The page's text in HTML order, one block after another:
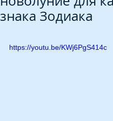
знака Зодиака
https://youtu.be/KWj6PgS414c